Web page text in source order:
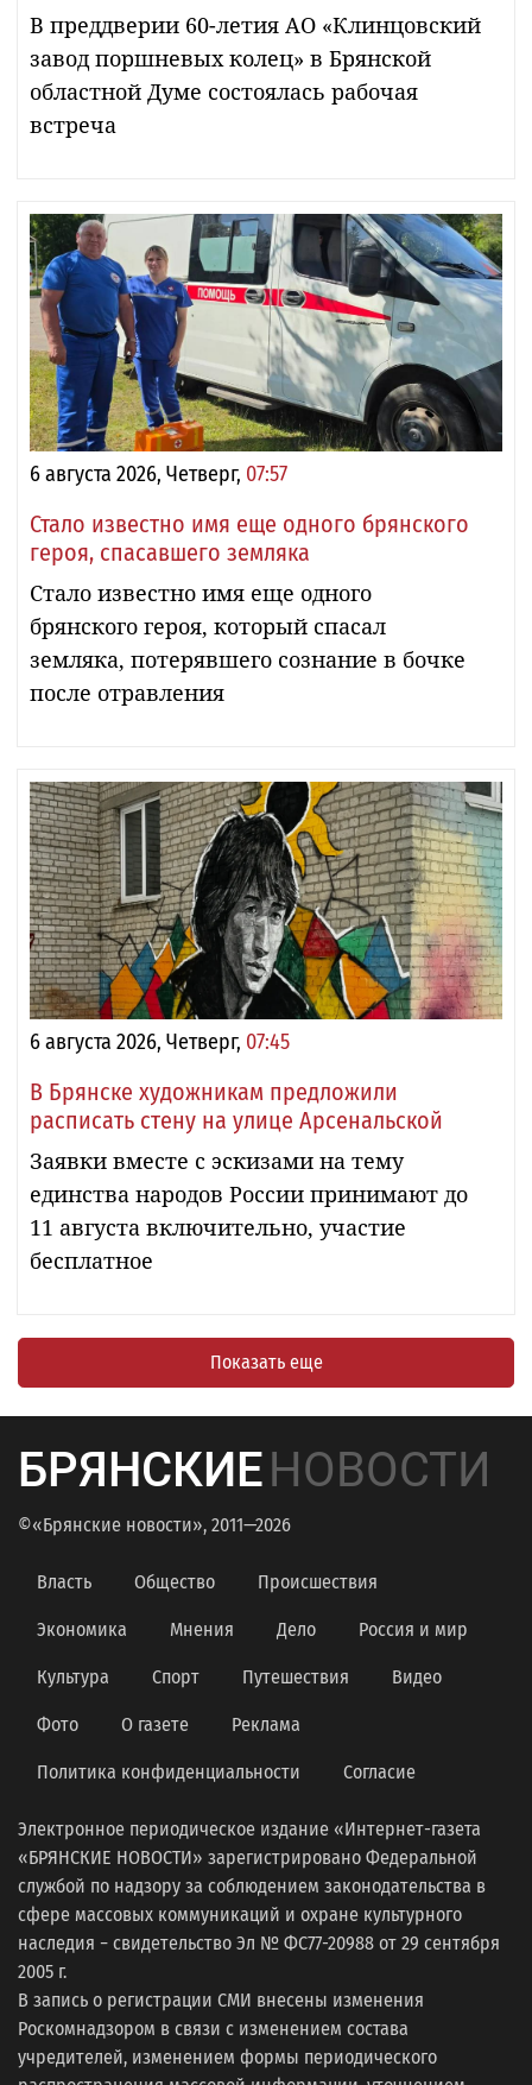
В преддверии 60-летия АО «Клинцовский
завод поршневых колец» в Брянской
областной Думе состоялась рабочая
встреча
6 августа 2026, Четверг, 07:57
Стало известно имя еще одного брянского
героя, спасавшего земляка
Стало известно имя еще одного
брянского героя, который спасал
земляка, потерявшего сознание в бочке
после отравления
6 августа 2026, Четверг, 07:45
В Брянске художникам предложили
расписать стену на улице Арсенальской
Заявки вместе с эскизами на тему
единства народов России принимают до
11 августа включительно, участие
бесплатное
Показать еще
БРЯНСКИЕНОВОСТИ
©«Брянские новости», 2011—2026
Власть Общество Происшествия
Экономика Мнения Дело Россия и мир
Культура Спорт Путешествия Видео
Фото О газете Реклама
Политика конфиденциальности Согласие
Электронное периодическое издание «Интернет-газета
«БРЯНСКИЕ НОВОСТИ» зарегистрировано Федеральной
службой по надзору за соблюдением законодательства в
сфере массовых коммуникаций и охране культурного
наследия − свидетельство Эл № ФС77-20988 от 29 сентября
2005 г.
В запись о регистрации СМИ внесены изменения
Роскомнадзором в связи с изменением состава
учредителей, изменением формы периодического